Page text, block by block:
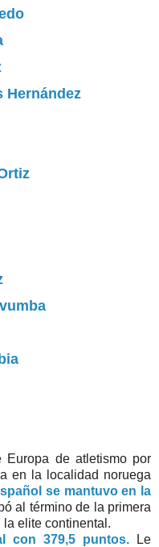
Hernández
de atletismo por
en la localidad noruega
se mantuvo en la
al término de la primera
elite continental.
con 379,5 puntos.Le